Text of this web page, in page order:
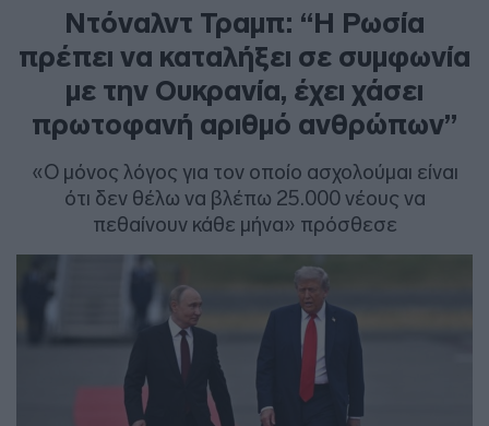
Ντόναλντ Τραμπ: “Η Ρωσία
πρέπει να καταλήξει σε συμφωνία
με την Ουκρανία, έχει χάσει
πρωτοφανή αριθμό ανθρώπων”
«Ο μόνος λόγος για τον οποίο ασχολούμαι είναι
ότι δεν θέλω να βλέπω 25.000 νέους να
πεθαίνουν κάθε μήνα» πρόσθεσε